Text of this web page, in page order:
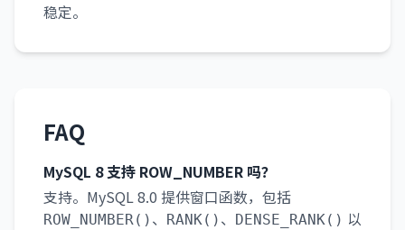
稳定。
FAQ
MySQL 8 支持 ROW_NUMBER 吗？
支持。MySQL 8.0 提供窗口函数，包括
ROW_NUMBER() 、 RANK() 、 DENSE_RANK() 以